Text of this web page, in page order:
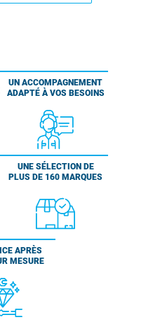
UN ACCOMPAGNEMENT
ADAPTÉ À VOS BESOINS
UNE SÉLECTION DE
PLUS DE 160 MARQUES
APRÈS
MESURE